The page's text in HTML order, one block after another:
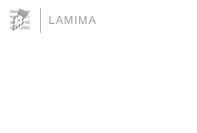
LAMIMA